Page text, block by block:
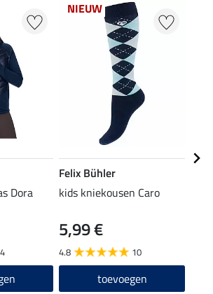
Dora
4
NIEUW
Felix Bühler
kids kniekousen Caro
5,99 €
4.8 10
toevoegen